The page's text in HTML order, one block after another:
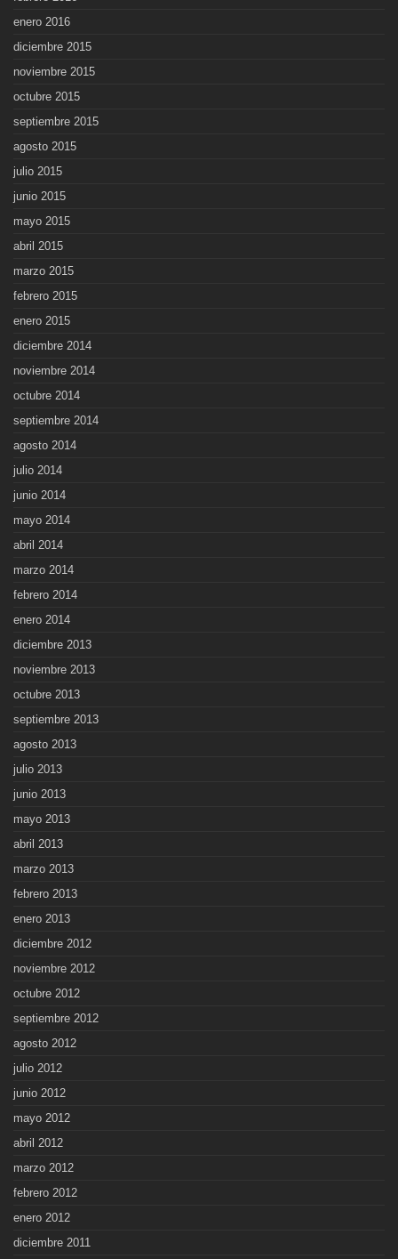
enero 2016
diciembre 2015
noviembre 2015
octubre 2015
septiembre 2015
agosto 2015
julio 2015
junio 2015
mayo 2015
abril 2015
marzo 2015
febrero 2015
enero 2015
diciembre 2014
noviembre 2014
octubre 2014
septiembre 2014
agosto 2014
julio 2014
junio 2014
mayo 2014
abril 2014
marzo 2014
febrero 2014
enero 2014
diciembre 2013
noviembre 2013
octubre 2013
septiembre 2013
agosto 2013
julio 2013
junio 2013
mayo 2013
abril 2013
marzo 2013
febrero 2013
enero 2013
diciembre 2012
noviembre 2012
octubre 2012
septiembre 2012
agosto 2012
julio 2012
junio 2012
mayo 2012
abril 2012
marzo 2012
febrero 2012
enero 2012
diciembre 2011